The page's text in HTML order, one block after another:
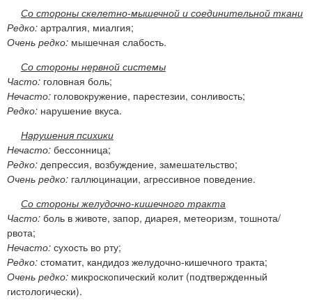
Со стороны скелетно-мышечной и соединительной ткани
Редко: артралгия, миалгия;
Очень редко: мышечная слабость.
Со стороны нервной системы
Часто: головная боль;
Нечасто: головокружение, парестезии, сонливость;
Редко: нарушение вкуса.
Нарушения психики
Нечасто: бессонница;
Редко: депрессия, возбуждение, замешательство;
Очень редко: галлюцинации, агрессивное поведение.
Со стороны желудочно-кишечного тракта
Часто: боль в животе, запор, диарея, метеоризм, тошнота/
рвота;
Нечасто: сухость во рту;
Редко: стоматит, кандидоз желудочно-кишечного тракта;
Очень редко: микроскопический колит (подтвержденный
гистологически).